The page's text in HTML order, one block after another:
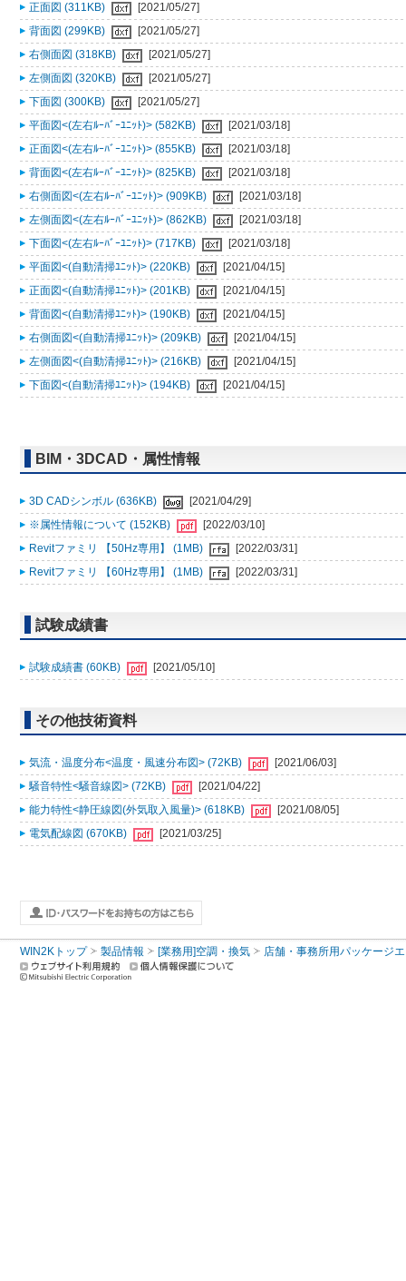
正面図 (311KB)
[2021/05/27]
背面図 (299KB)
[2021/05/27]
右側面図 (318KB)
[2021/05/27]
左側面図 (320KB)
[2021/05/27]
下面図 (300KB)
[2021/05/27]
平面図<(左右ﾙｰﾊﾞｰﾕﾆｯﾄ)> (582KB)
[2021/03/18]
正面図<(左右ﾙｰﾊﾞｰﾕﾆｯﾄ)> (855KB)
[2021/03/18]
背面図<(左右ﾙｰﾊﾞｰﾕﾆｯﾄ)> (825KB)
[2021/03/18]
右側面図<(左右ﾙｰﾊﾞｰﾕﾆｯﾄ)> (909KB)
[2021/03/18]
左側面図<(左右ﾙｰﾊﾞｰﾕﾆｯﾄ)> (862KB)
[2021/03/18]
下面図<(左右ﾙｰﾊﾞｰﾕﾆｯﾄ)> (717KB)
[2021/03/18]
平面図<(自動清掃ﾕﾆｯﾄ)> (220KB)
[2021/04/15]
正面図<(自動清掃ﾕﾆｯﾄ)> (201KB)
[2021/04/15]
背面図<(自動清掃ﾕﾆｯﾄ)> (190KB)
[2021/04/15]
右側面図<(自動清掃ﾕﾆｯﾄ)> (209KB)
[2021/04/15]
左側面図<(自動清掃ﾕﾆｯﾄ)> (216KB)
[2021/04/15]
下面図<(自動清掃ﾕﾆｯﾄ)> (194KB)
[2021/04/15]
BIM・3DCAD・属性情報
3D CADシンボル (636KB)
[2021/04/29]
※属性情報について (152KB)
[2022/03/10]
Revitファミリ 【50Hz専用】 (1MB)
[2022/03/31]
Revitファミリ 【60Hz専用】 (1MB)
[2022/03/31]
試験成績書
試験成績書 (60KB) [2021/05/10]
その他技術資料
気流・温度分布<温度・風速分布図> (72KB)
[2021/06/03]
騒音特性<騒音線図> (72KB)
[2021/04/22]
能力特性<静圧線図(外気取入風量)> (618KB)
[2021/08/05]
電気配線図 (670KB)
[2021/03/25]
WIN2Kトップ 製品情報 [業務用]空調・換気 店舗・事務所用パッケージ